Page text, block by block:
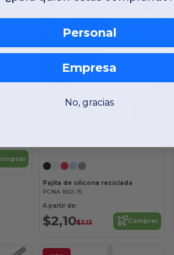
Pajita de silicona reciclada
PCNA 1602-15
A partir de:
$2,10$2,13 Comprar
Personal
Empresa
No, gracias